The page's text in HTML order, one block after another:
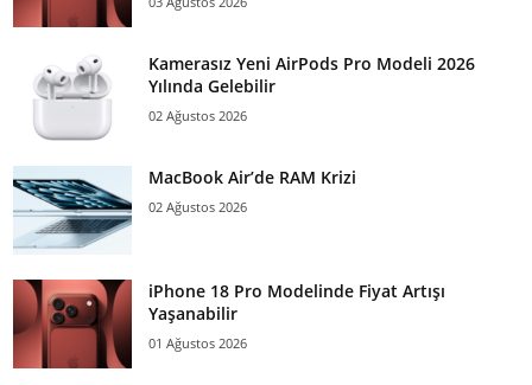
Kamerasız Yeni AirPods Pro Modeli 2026
Yılında Gelebilir
02 Ağustos 2026
MacBook Air’de RAM Krizi
02 Ağustos 2026
iPhone 18 Pro Modelinde Fiyat Artışı
Yaşanabilir
01 Ağustos 2026